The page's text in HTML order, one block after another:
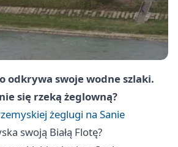
odkrywa swoje wodne szlaki.
się rzeką żeglowną?
żeglugi na Sanie
swoją Białą Flotę?